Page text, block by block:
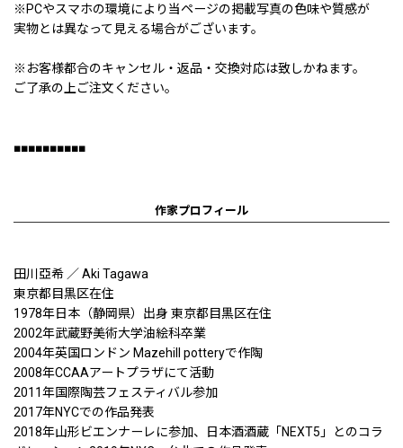
※PCやスマホの環境により当ページの掲載写真の色味や質感が
実物とは異なって見える場合がございます。
※お客様都合のキャンセル・返品・交換対応は致しかねます。
ご了承の上ご注文ください。
■■■■■■■■■■
作家プロフィール
田川亞希 ／ Aki Tagawa
東京都目黒区在住
1978年日本（静岡県）出身 東京都目黒区在住
2002年武蔵野美術大学油絵科卒業
2004年英国ロンドン Mazehill potteryで作陶
2008年CCAAアートプラザにて活動
2011年国際陶芸フェスティバル参加
2017年NYCでの作品発表
2018年山形ビエンナーレに参加、日本酒酒蔵「NEXT5」とのコラ